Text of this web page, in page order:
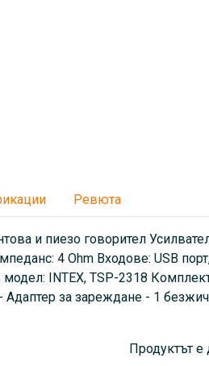
Ревюта
и пиезо говорител
4 Ohm Входове: USB
INTEX, TSP-2318
Адаптер за зареждане - 1
Продуктът